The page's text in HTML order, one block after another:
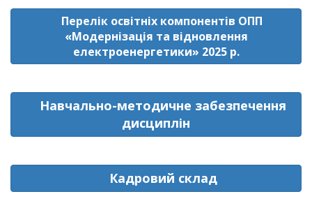
Перелік освітніх компонентів ОПП
«Модернізація та відновлення
електроенергетики» 2025 р.
Навчально-методичне забезпечення
дисциплін
Кадровий склад